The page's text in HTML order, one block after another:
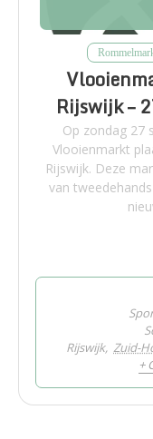
Rijswijk –
Op zondag 27
Vlooienmarkt
Rijswijk. Deze
van
Rijswijk, Zuid-
+